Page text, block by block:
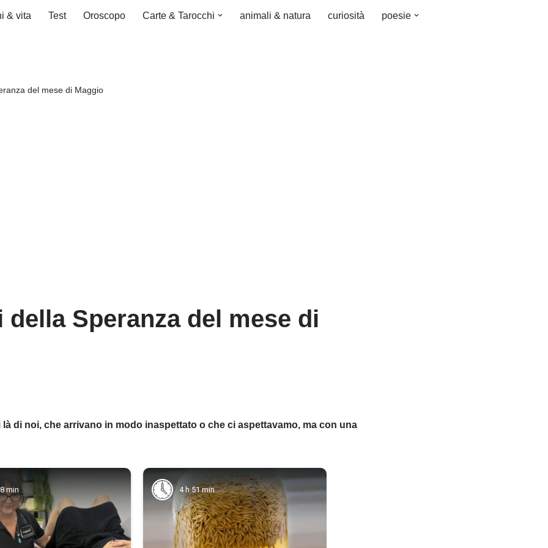
& vita Test Oroscopo Carte & Tarocchi animali & natura curiosità poesie
del mese di Maggio
Speranza del mese di
di noi, che arrivano in modo inaspettato o che ci aspettavamo, ma con una
min 4 h 51 min